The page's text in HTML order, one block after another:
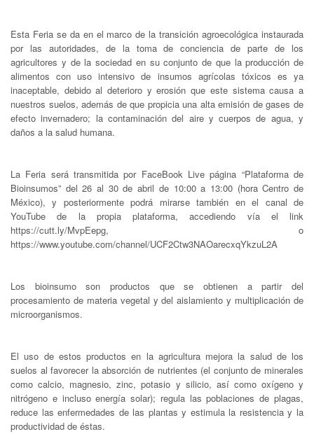
Esta Feria se da en el marco de la transición agroecológica instaurada
por las autoridades, de la toma de conciencia de parte de los
agricultores y de la sociedad en su conjunto de que la producción de
alimentos con uso intensivo de insumos agrícolas tóxicos es ya
inaceptable, debido al deterioro y erosión que este sistema causa a
nuestros suelos, además de que propicia una alta emisión de gases de
efecto invernadero; la contaminación del aire y cuerpos de agua, y
daños a la salud humana.
La Feria será transmitida por FaceBook Live página “Plataforma de
Bioinsumos” del 26 al 30 de abril de 10:00 a 13:00 (hora Centro de
México), y posteriormente podrá mirarse también en el canal de
YouTube de la propia plataforma, accediendo vía el link
https://cutt.ly/MvpEepg, o
https://www.youtube.com/channel/UCF2Ctw3NAOarecxqYkzuL2A
Los bioinsumo son productos que se obtienen a partir del
procesamiento de materia vegetal y del aislamiento y multiplicación de
microorganismos.
El uso de estos productos en la agricultura mejora la salud de los
suelos al favorecer la absorción de nutrientes (el conjunto de minerales
como calcio, magnesio, zinc, potasio y silicio, así como oxígeno y
nitrógeno e incluso energía solar); regula las poblaciones de plagas,
reduce las enfermedades de las plantas y estimula la resistencia y la
productividad de éstas.